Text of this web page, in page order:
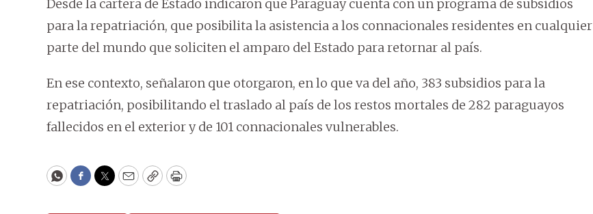
Desde la cartera de Estado indicaron que Paraguay cuenta con un programa de subsidios
para la repatriación, que posibilita la asistencia a los connacionales residentes en cualquier
parte del mundo que soliciten el amparo del Estado para retornar al país.
En ese contexto, señalaron que otorgaron, en lo que va del año, 383 subsidios para la
repatriación, posibilitando el traslado al país de los restos mortales de 282 paraguayos
fallecidos en el exterior y de 101 connacionales vulnerables.
WhatsApp
Facebook
Twitter
EmailCopyPrint